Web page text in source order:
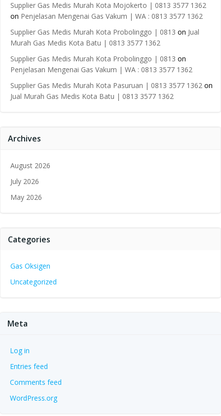
Supplier Gas Medis Murah Kota Mojokerto | 0813 3577 1362
on Penjelasan Mengenai Gas Vakum | WA : 0813 3577 1362
Supplier Gas Medis Murah Kota Probolinggo | 0813 on Jual
Murah Gas Medis Kota Batu | 0813 3577 1362
Supplier Gas Medis Murah Kota Probolinggo | 0813 on
Penjelasan Mengenai Gas Vakum | WA : 0813 3577 1362
Supplier Gas Medis Murah Kota Pasuruan | 0813 3577 1362 on
Jual Murah Gas Medis Kota Batu | 0813 3577 1362
Archives
August 2026
July 2026
May 2026
Categories
Gas Oksigen
Uncategorized
Meta
Log in
Entries feed
Comments feed
WordPress.org